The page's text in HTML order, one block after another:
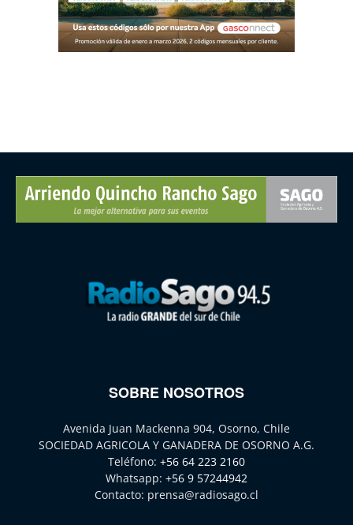
SOBRE NOSOTROS
Avenida Juan Mackenna 904, Osorno, Chile
SOCIEDAD AGRICOLA Y GANADERA DE OSORNO A.G.
Teléfono: +56 64 223 2160
Whatsapp: +56 9 57244942
Contacto: prensa@radiosago.cl